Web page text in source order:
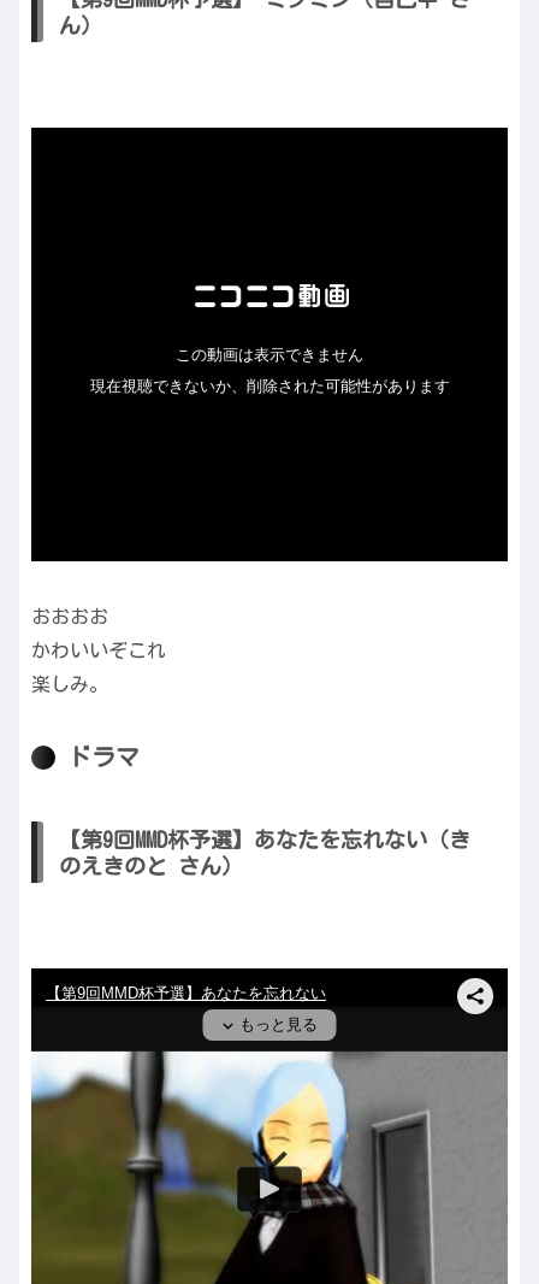
ん）
おおおお
かわいいぞこれ
楽しみ。
ドラマ
【第9回MMD杯予選】あなたを忘れない（き
のえきのと さん）